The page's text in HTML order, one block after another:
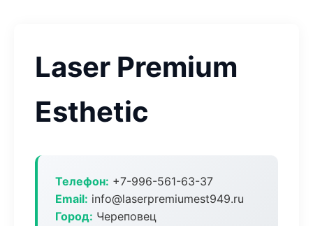
Laser Premium
Esthetic
Телефон: +7-996-561-63-37
Email: info@laserpremiumest949.ru
Город: Череповец